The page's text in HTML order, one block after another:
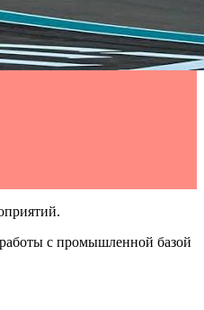
с промышленной базой